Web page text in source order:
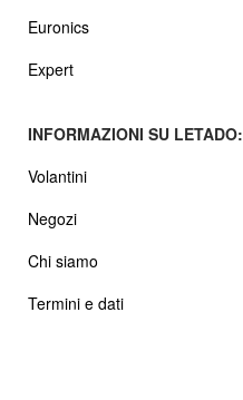
Euronics
Expert
INFORMAZIONI SU LETADO:
Volantini
Negozi
Chi siamo
Termini e dati